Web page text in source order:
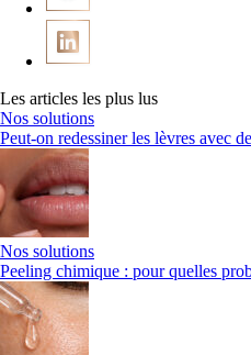
Les articles les plus lus
Nos solutions
Peut-on redessiner les lèvres avec
Nos solutions
Peeling chimique : pour quelles